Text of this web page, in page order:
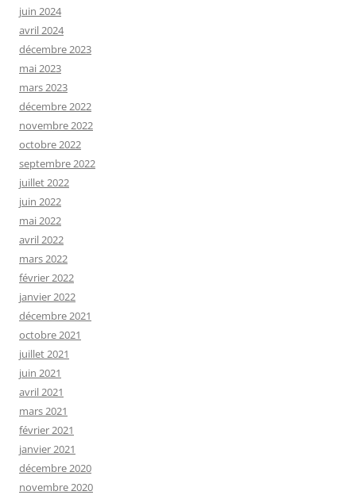
juin 2024
avril 2024
décembre 2023
mai 2023
mars 2023
décembre 2022
novembre 2022
octobre 2022
septembre 2022
juillet 2022
juin 2022
mai 2022
avril 2022
mars 2022
février 2022
janvier 2022
décembre 2021
octobre 2021
juillet 2021
juin 2021
avril 2021
mars 2021
février 2021
janvier 2021
décembre 2020
novembre 2020